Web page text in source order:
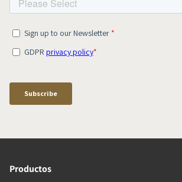
Productos